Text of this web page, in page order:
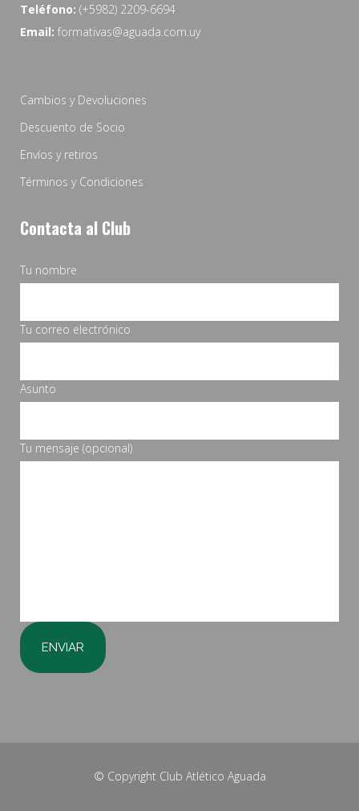
Teléfono: (+5982) 2209-6694
Email: formativas@aguada.com.uy
Cambios y Devoluciones
Descuento de Socio
Envíos y retiros
Términos y Condiciones
Contacta al Club
Tu nombre
Tu correo electrónico
Asunto
Tu mensaje (opcional)
© Copyright Club Atlético Aguada